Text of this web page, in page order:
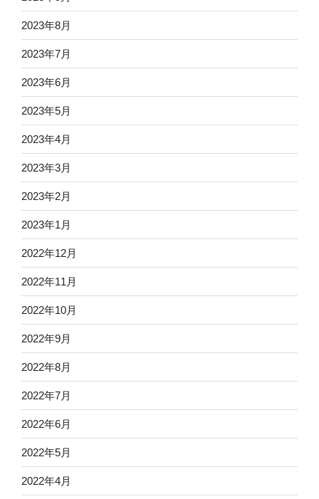
2023年8月
2023年7月
2023年6月
2023年5月
2023年4月
2023年3月
2023年2月
2023年1月
2022年12月
2022年11月
2022年10月
2022年9月
2022年8月
2022年7月
2022年6月
2022年5月
2022年4月